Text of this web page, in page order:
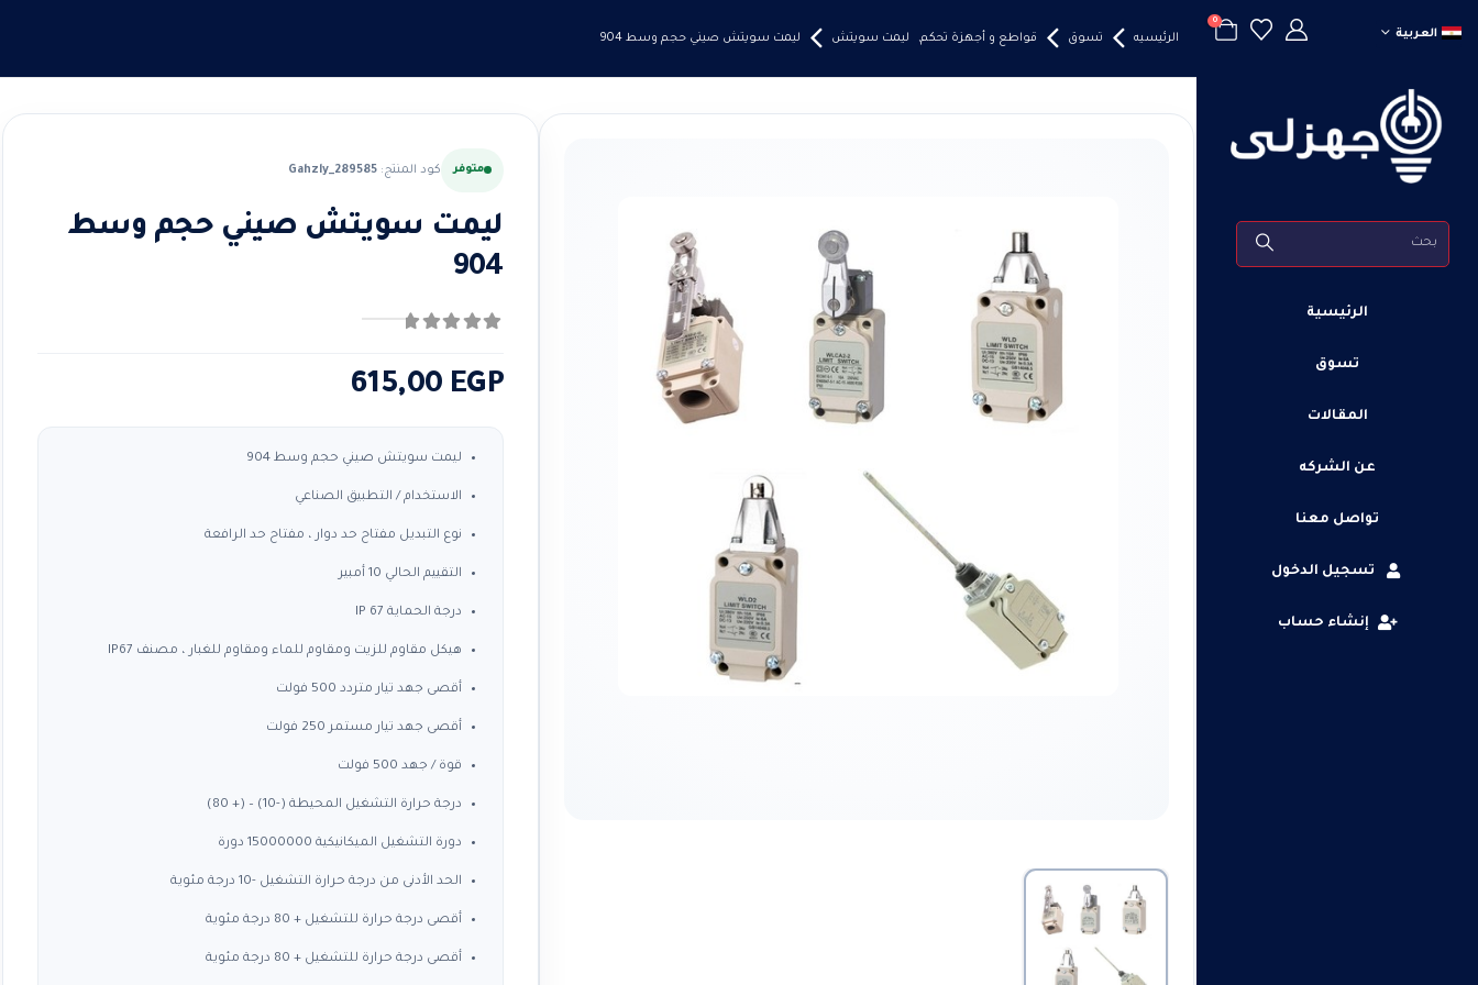
العربية
0
الرئيسية
تسوق
المقالات
عن الشركه
تواصل معنا
تسجيل الدخول
إنشاء حساب
الرئيسيه تسوق قواطع و أجهزة تحكم, ليمت سويتش ليمت سويتش صيني حجم وسط 904
متوفر كود المنتج:Gahzly_289585
ليمت سويتش صيني حجم وسط
904
615,00 EGP
ليمت سويتش صيني حجم وسط 904
الاستخدام / التطبيق الصناعي
نوع التبديل مفتاح حد دوار ، مفتاح حد الرافعة
التقييم الحالي 10 أمبير
درجة الحماية IP 67
هيكل مقاوم للزيت ومقاوم للماء ومقاوم للغبار ، مصنف IP67
أقصى جهد تيار متردد 500 فولت
أقصى جهد تيار مستمر 250 فولت
قوة / جهد 500 فولت
درجة حرارة التشغيل المحيطة (-10) – (+ 80)
دورة التشغيل الميكانيكية 15000000 دورة
الحد الأدنى من درجة حرارة التشغيل -10 درجة مئوية
أقصى درجة حرارة للتشغيل + 80 درجة مئوية
أقصى درجة حرارة للتشغيل + 80 درجة مئوية